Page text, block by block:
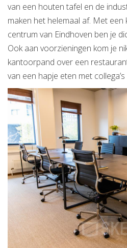
van een houten tafel en de
maken het helemaal af. Met
centrum van Eindhoven ben je
Ook aan voorzieningen kom je
kantoorpand over een
van een hapje eten met